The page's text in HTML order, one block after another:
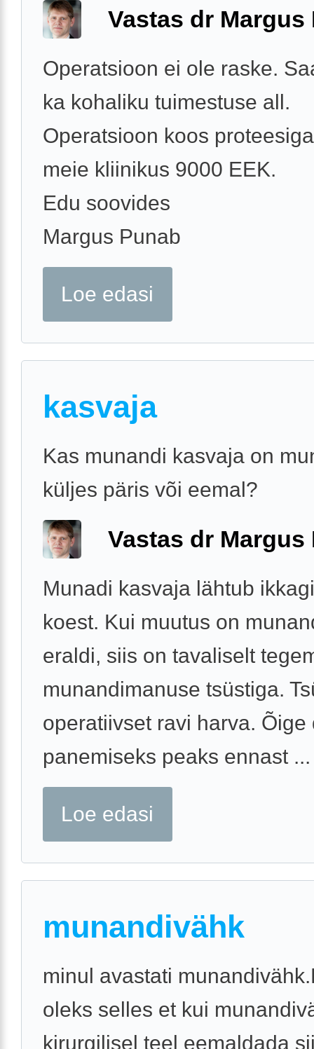
Vastas dr Margus
Operatsioon ei ole raske.
ka kohaliku tuimestuse all.
Operatsioon koos
meie kliinikus 9000 EEK.
Edu soovides
Margus Punab
Loe edasi
kasvaja
Kas munandi kasvaja on
küljes päris või eemal?
Vastas dr Margus
Munadi kasvaja lähtub
koest. Kui muutus on
eraldi, siis on tavaliselt
munandimanuse tsüstiga.
operatiivset ravi harva. Õige
panemiseks peaks ennast ...
Loe edasi
munandivähk
minul avastati
oleks selles et kui
kirurgilisel teel eemaldada